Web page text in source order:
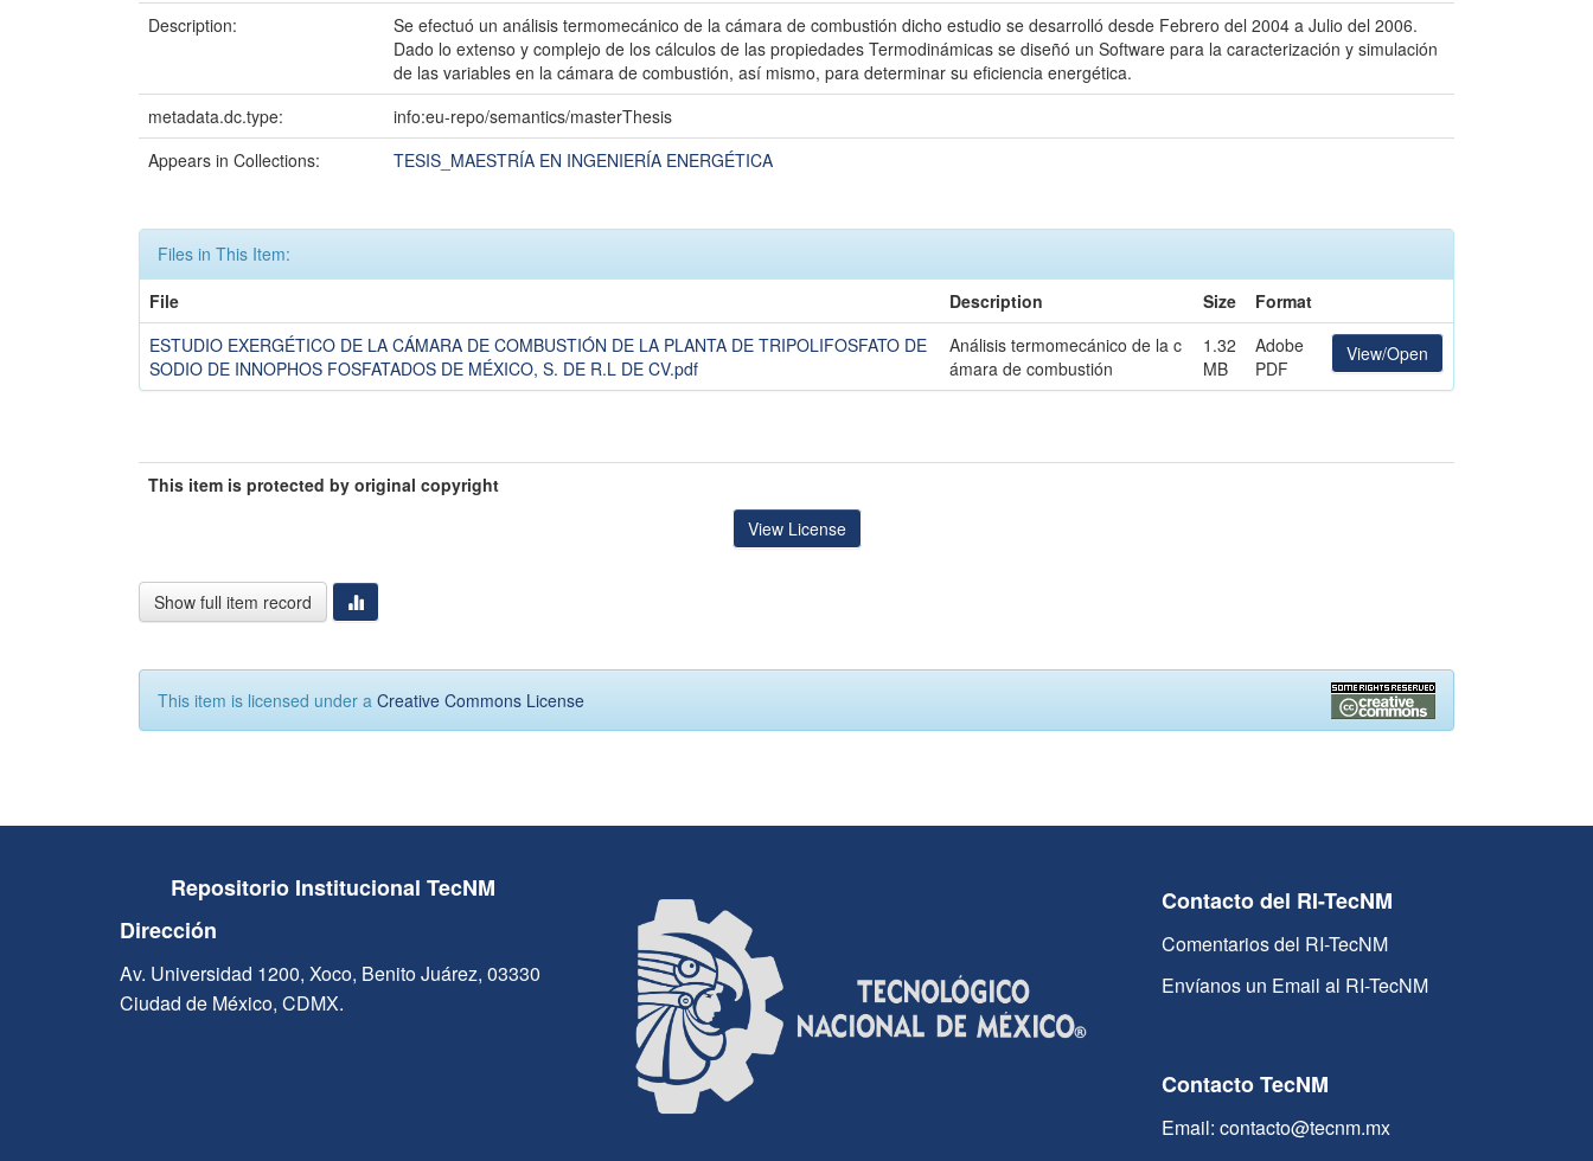
Description:
Se efectuó un análisis termomecánico de la cámara de combustión dicho estudio se desarrolló desde Febrero del 2004 a Julio del 2006.
Dado lo extenso y complejo de los cálculos de las propiedades Termodinámicas se diseñó un Software para la caracterización y simulación
de las variables en la cámara de combustión, así mismo, para determinar su eficiencia energética.
metadata.dc.type:
info:eu-repo/semantics/masterThesis
Appears in Collections:
TESIS_MAESTRÍA EN INGENIERÍA ENERGÉTICA
Files in This Item:
File
Description Size
Format
ESTUDIO EXERGÉTICO DE LA CÁMARA DE COMBUSTIÓN DE LA PLANTA DE TRIPOLIFOSFATO DE
SODIO DE INNOPHOS FOSFATADOS DE MÉXICO, S. DE R.L DE CV.pdf
Análisis termomecánico de la c
ámara de combustión
1.32
MB
Adobe
PDF
View/Open
This item is protected by original copyright
View License
Show full item record
This item is licensed under a Creative Commons License
Repositorio Institucional TecNM
Dirección
Av. Universidad 1200, Xoco, Benito Juárez, 03330
Ciudad de México, CDMX.
Contacto del RI-TecNM
Comentarios del RI-TecNM
Envíanos un Email al RI-TecNM
Contacto TecNM
Email: contacto@tecnm.mx